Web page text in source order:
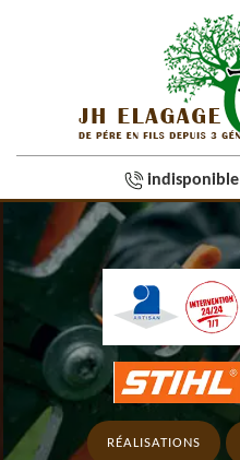
indisponible
RÉALISATIONS